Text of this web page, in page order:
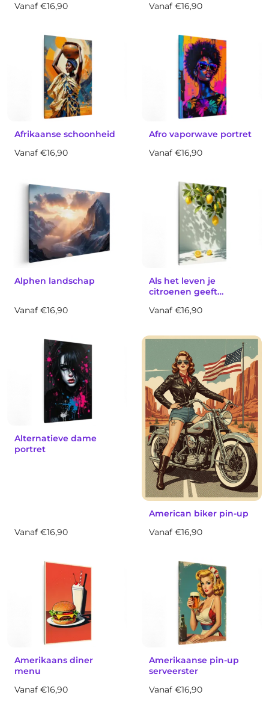
Vanaf €16,90
Vanaf €16,90
Afrikaanse schoonheid
Vanaf €16,90
Afro vaporwave portret
Vanaf €16,90
Alphen landschap
Vanaf €16,90
Als het leven je
citroenen geeft…
Vanaf €16,90
Alternatieve dame
portret
Vanaf €16,90
American biker pin-up
Vanaf €16,90
Amerikaans diner
menu
Vanaf €16,90
Amerikaanse pin-up
serveerster
Vanaf €16,90